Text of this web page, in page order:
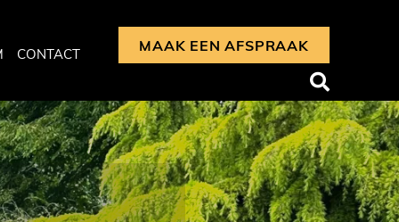
CONTACT MAAK EEN AFSPRAAK